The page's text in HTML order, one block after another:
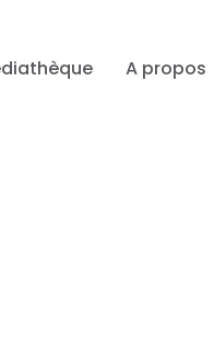
A propos